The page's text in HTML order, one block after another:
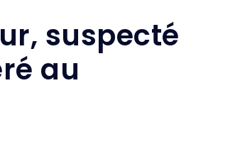
suspecté
au